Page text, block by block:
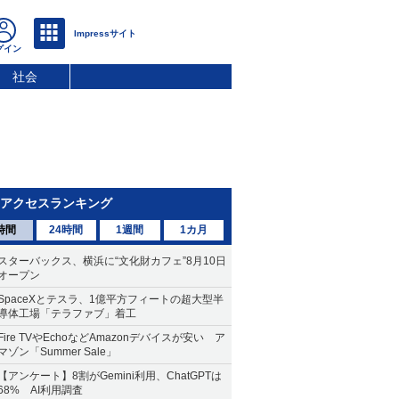
社会
アクセスランキング
間 24時間 1週間 1カ月
ターバックス、横浜に“文化財カフェ”8月10日
ープン
とテスラ、1億平方フィートの超大型半
体工場「テラファブ」着工
TVやEchoなどAmazonデバイスが安い ア
ゾン「Summer Sale」
アンケート】8割がGemini利用、ChatGPTは
AI利用調査